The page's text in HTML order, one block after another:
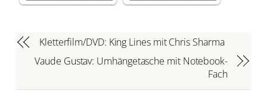
Kletterfilm/DVD: King Lines mit Chris Sharma
Vaude Gustav: Umhängetasche mit Notebook-
Fach